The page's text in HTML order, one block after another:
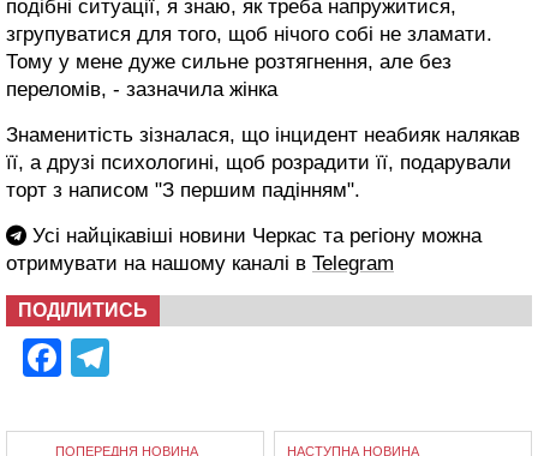
подібні ситуації, я знаю, як треба напружитися,
згрупуватися для того, щоб нічого собі не зламати.
Тому у мене дуже сильне розтягнення, але без
переломів, - зазначила жінка
Знаменитість зізналася, що інцидент неабияк налякав
її, а друзі психологині, щоб розрадити її, подарували
торт з написом "З першим падінням".
Усі найцікавіші новини Черкас та регіону можна
отримувати на нашому каналі в Telegram
ПОДІЛИТИСЬ
Facebook
ПОПЕРЕДНЯ НОВИНА НАСТУПНА НОВИНА